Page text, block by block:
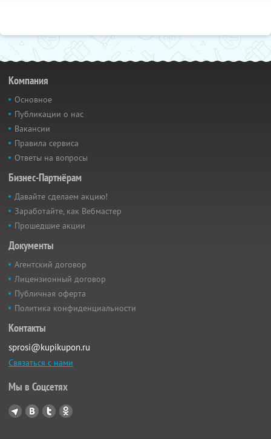
Компания
Основное
Публикации о нас
Вакансии
Правила сервиса
Ответы на вопросы
Бизнес-Партнёрам
Давайте сделаем акцию!
Заработайте, как Вебмастер
Прошедшие акции
Документы
Агентский договор
Лицензионный договор
Публичная оферта
Политика конфиденциальности
Контакты
sprosi@kupikupon.ru
Связаться с нами
Мы в Соцсетях